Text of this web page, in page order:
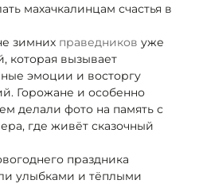
махачкалинцам счастья в
зимних праведников уже
которая вызывает
эмоции и восторгу
Горожане и особенно
делали фото на память с
где живёт сказочный
праздника
улыбками и тёплыми